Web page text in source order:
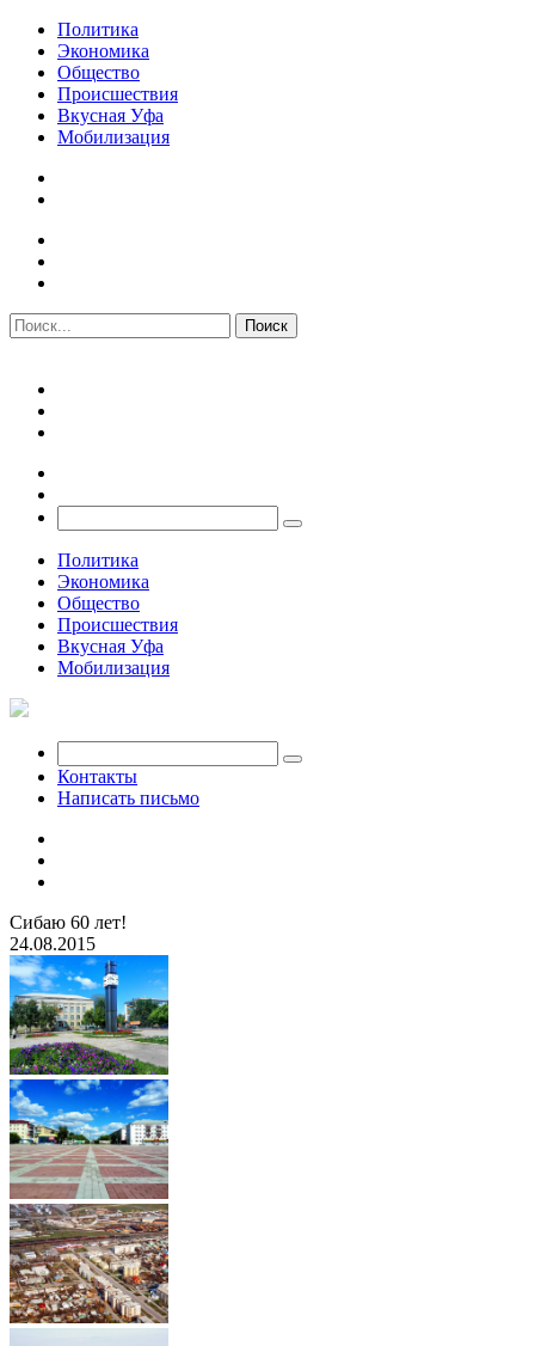
Политика
Экономика
Общество
Происшествия
Вкусная Уфа
Мобилизация
Политика
Экономика
Общество
Происшествия
Вкусная Уфа
Мобилизация
Контакты
Написать письмо
Сибаю 60 лет!
24.08.2015